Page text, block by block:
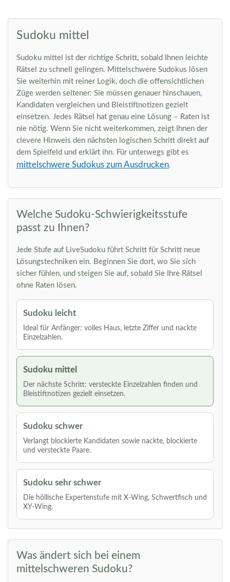
Sudoku mittel
Sudoku mittel ist der richtige Schritt, sobald Ihnen leichte
Rätsel zu schnell gelingen. Mittelschwere Sudokus lösen
Sie weiterhin mit reiner Logik, doch die offensichtlichen
Züge werden seltener: Sie müssen genauer hinschauen,
Kandidaten vergleichen und Bleistiftnotizen gezielt
einsetzen. Jedes Rätsel hat genau eine Lösung – Raten ist
nie nötig. Wenn Sie nicht weiterkommen, zeigt Ihnen der
clevere Hinweis den nächsten logischen Schritt direkt auf
dem Spielfeld und erklärt ihn. Für unterwegs gibt es
mittelschwere Sudokus zum Ausdrucken.
Welche Sudoku-Schwierigkeitsstufe
passt zu Ihnen?
Jede Stufe auf LiveSudoku führt Schritt für Schritt neue
Lösungstechniken ein. Beginnen Sie dort, wo Sie sich
sicher fühlen, und steigen Sie auf, sobald Sie Ihre Rätsel
ohne Raten lösen.
Sudoku leicht
Ideal für Anfänger: volles Haus, letzte Ziffer und nackte
Einzelzahlen.
Sudoku mittel
Der nächste Schritt: versteckte Einzelzahlen finden und
Bleistiftnotizen gezielt einsetzen.
Sudoku schwer
Verlangt blockierte Kandidaten sowie nackte, blockierte
und versteckte Paare.
Sudoku sehr schwer
Die höllische Expertenstufe mit X-Wing, Schwertfisch und
XY-Wing.
Was ändert sich bei einem
mittelschweren Sudoku?